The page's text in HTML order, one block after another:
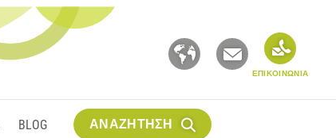
ΕΠΙΚΟΙΝΩΝΙΑ
BLOG ΑΝΑΖΗΤΗΣΗ